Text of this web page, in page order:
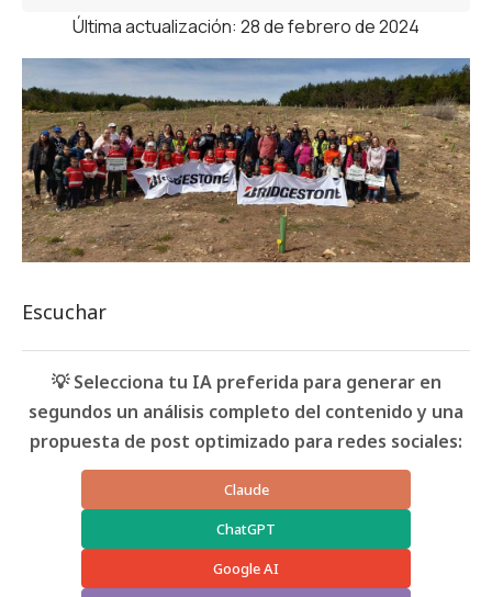
Última actualización: 28 de febrero de 2024
Escuchar
💡 Selecciona tu IA preferida para generar en
segundos un análisis completo del contenido y una
propuesta de post optimizado para redes sociales:
Claude
ChatGPT
Google AI